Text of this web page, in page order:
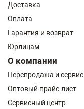
Доставка
Оплата
Гарантия и возврат
Юрлицам
О компании
Перепродажа и сервис
Оптовый прайс-лист
Сервисный центр